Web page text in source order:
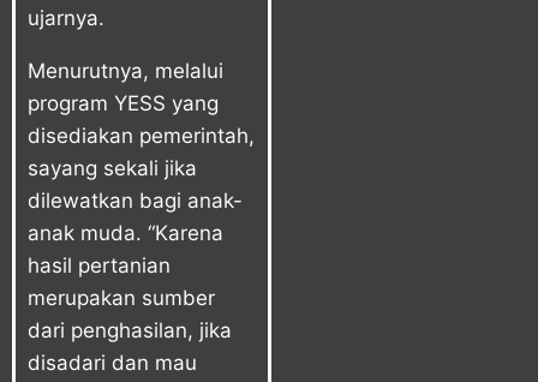
ujarnya.
Menurutnya, melalui
program YESS yang
disediakan pemerintah,
sayang sekali jika
dilewatkan bagi anak-
anak muda. “Karena
hasil pertanian
merupakan sumber
dari penghasilan, jika
disadari dan mau